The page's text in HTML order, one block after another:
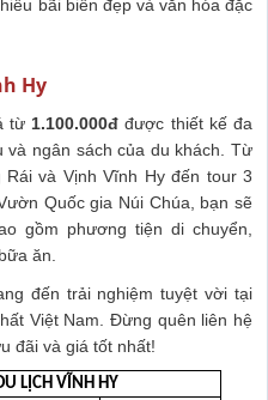
bãi biển đẹp và văn hóa đặc
Hy
từ 1.100.000đ được thiết kế đa
ngân sách của du khách. Từ
và Vịnh Vĩnh Hy đến tour 3
Quốc gia Núi Chúa, bạn sẽ
gồm phương tiện di chuyển,
ăn.
đến trải nghiệm tuyệt vời tại
Việt Nam. Đừng quên liên hệ
đãi và giá tốt nhất!
LỊCH VĨNH HY